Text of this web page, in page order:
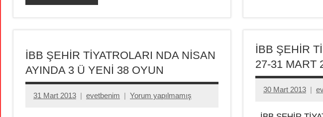
İBB ŞEHİR TİYATROLARI NDA NİSAN
AYINDA 3 Ü YENİ 38 OYUN
31 Mart 2013 evetbenim Yorum yapılmamış
İBB ŞEHİR
27-31 MART
30 Mart 2013